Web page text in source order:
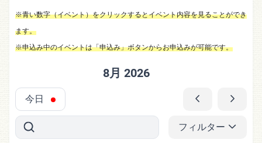
※青い数字（イベント）をクリックするとイベント内容を見ることができ
ます。
※申込み中のイベントは「申込み」ボタンからお申込みが可能です。
今日
8月 2026
フィルター